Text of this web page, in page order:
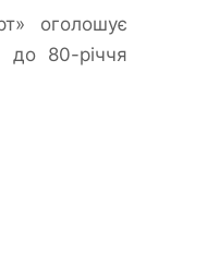
оголошує
до 80-річчя